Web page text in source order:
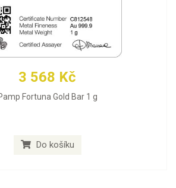
3 568 Kč
Fortuna Gold Bar 1 g
Do košíku